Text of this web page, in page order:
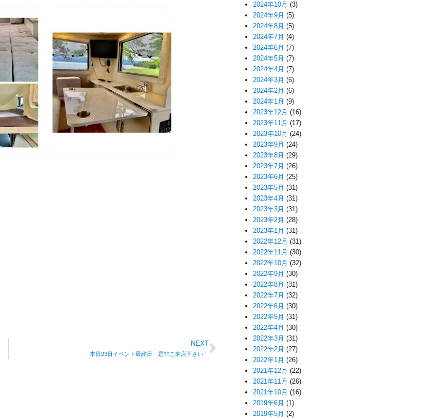
NEXT
本日23日イベント最終日 是非ご来店下さい！
2024年10月 (3)
2024年9月 (5)
2024年8月 (5)
2024年7月 (4)
2024年6月 (7)
2024年5月 (7)
2024年4月 (7)
2024年3月 (6)
2024年2月 (6)
2024年1月 (9)
2023年12月 (16)
2023年11月 (17)
2023年10月 (24)
2023年9月 (24)
2023年8月 (29)
2023年7月 (26)
2023年6月 (25)
2023年5月 (31)
2023年4月 (31)
2023年3月 (31)
2023年2月 (28)
2023年1月 (31)
2022年12月 (31)
2022年11月 (30)
2022年10月 (32)
2022年9月 (30)
2022年8月 (31)
2022年7月 (32)
2022年6月 (30)
2022年5月 (31)
2022年4月 (30)
2022年3月 (31)
2022年2月 (27)
2022年1月 (26)
2021年12月 (22)
2021年11月 (26)
2021年10月 (16)
2019年6月 (1)
2019年5月 (2)